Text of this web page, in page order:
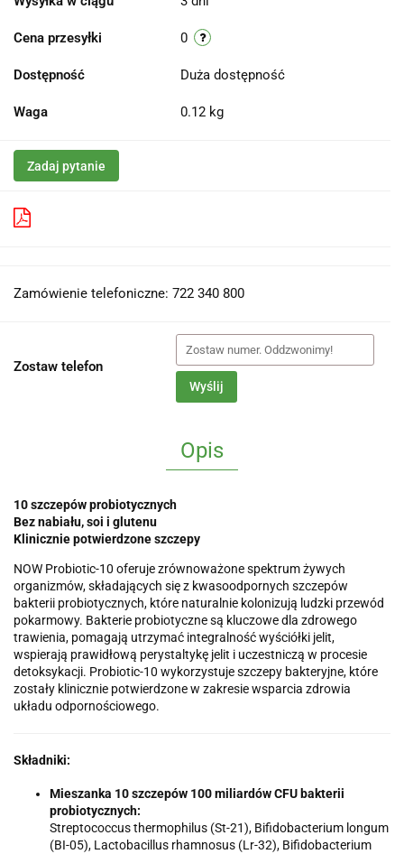
Cena przesyłki 0
Dostępność Duża dostępność
Waga 0.12 kg
Zadaj pytanie
Zamówienie telefoniczne: 722 340 800
Zostaw telefon
Wyślij
Opis
10 szczepów probiotycznych
Bez nabiału, soi i glutenu
Klinicznie potwierdzone szczepy
NOW Probiotic-10 oferuje zrównoważone spektrum żywych
organizmów, składających się z kwasoodpornych szczepów
bakterii probiotycznych, które naturalnie kolonizują ludzki przewód
pokarmowy. Bakterie probiotyczne są kluczowe dla zdrowego
trawienia, pomagają utrzymać integralność wyściółki jelit,
wspierają prawidłową perystaltykę jelit i uczestniczą w procesie
detoksykacji. Probiotic-10 wykorzystuje szczepy bakteryjne, które
zostały klinicznie potwierdzone w zakresie wsparcia zdrowia
układu odpornościowego.
Składniki:
Mieszanka 10 szczepów 100 miliardów CFU bakterii
probiotycznych:
Streptococcus thermophilus (St-21), Bifidobacterium longum
(BI-05), Lactobacillus rhamnosus (Lr-32), Bifidobacterium